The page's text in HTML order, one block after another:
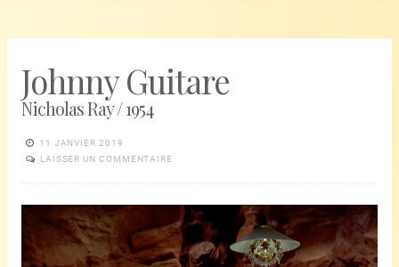
Johnny Guitare
Nicholas Ray / 1954
11 JANVIER 2019
LAISSER UN COMMENTAIRE
Lecteur
vidéo